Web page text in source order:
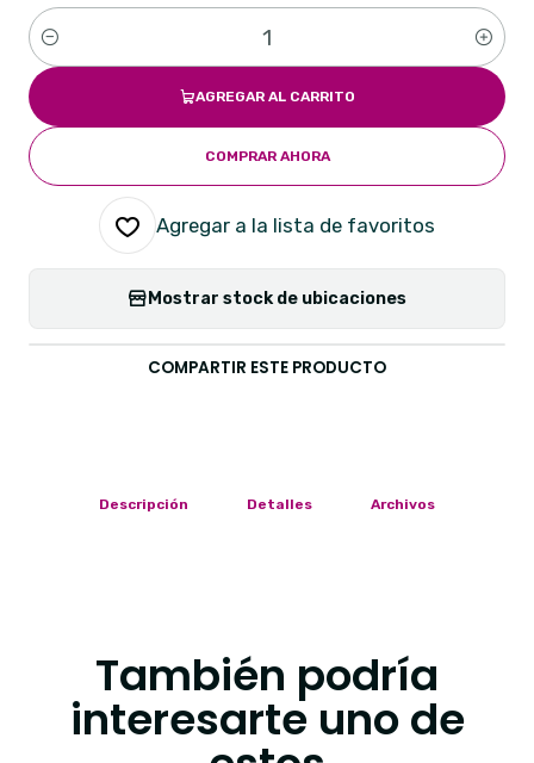
Cantidad
AGREGAR AL CARRITO
COMPRAR AHORA
Agregar a la lista de favoritos
Mostrar stock de ubicaciones
COMPARTIR ESTE PRODUCTO
Descripción Detalles Archivos
También podría
interesarte uno de